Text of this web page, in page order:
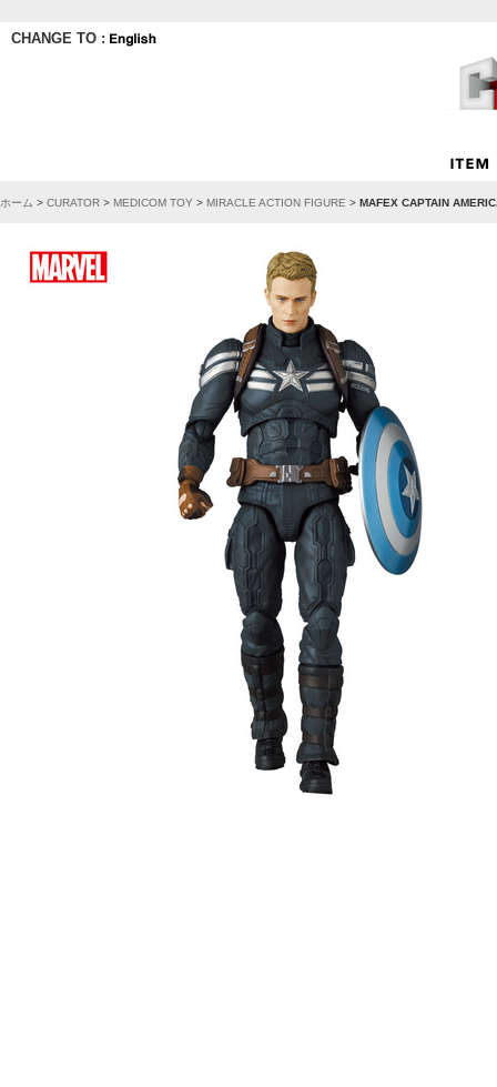
CHANGE TO :
ホーム > CURATOR > MEDICOM TOY > MIRACLE ACTION FIGURE > MAFEX CAPTAIN